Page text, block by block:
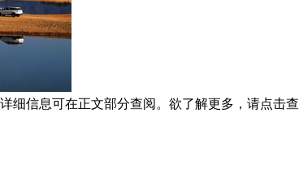
细信息可在正文部分查阅。欲了解更多，请点击查